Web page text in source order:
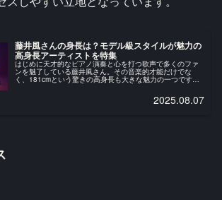
藤井風さんの身長は？モデル級スタイルが魅力の
高身長アーティストを特集
はじめに天才的なピアノ演奏と心を打つ歌声で多くのファ
ンを魅了している藤井風さん。その音楽的才能だけでな
く、181cmという驚きの高身長も大きな魅力の一つです。
2025.08.07